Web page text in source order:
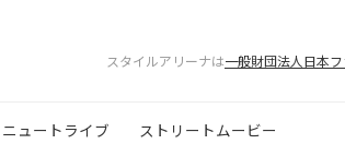
スタイルアリーナは一般財団法人日本
ニュートライブ ストリートムービー